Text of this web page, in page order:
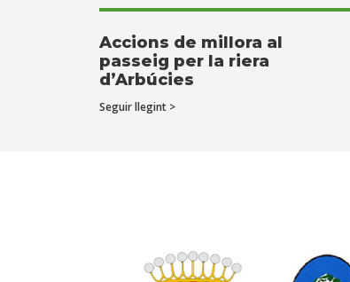
Accions de millora al
passeig per la riera
d’Arbúcies
Seguir llegint >